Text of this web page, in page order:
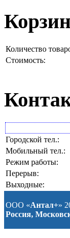
Количество
Стоимость:
Городской тел.:
Мобильный тел.:
Режим работы:
Перерыв:
Выходные:
ООО «Антал+»
Россия,